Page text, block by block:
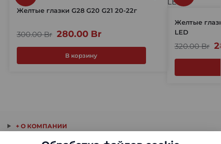
Желтые глазки G28 G20 G21 20-22г
300.00Br 280.00 Br
В корзину
Желтые
LED
320.00Br
+ О КОМПАНИИ